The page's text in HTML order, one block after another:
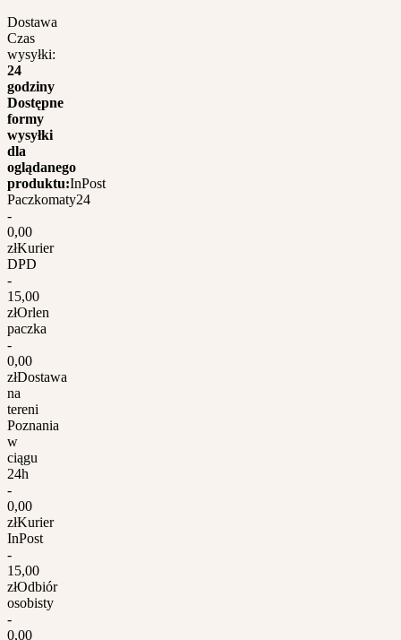
Dostawa
Czas
wysyłki:
24
godziny
Dostępne
formy
wysyłki
dla
oglądanego
produktu:InPost
Paczkomaty24
-
0,00
złKurier
DPD
-
15,00
złOrlen
paczka
-
0,00
złDostawa
na
tereni
Poznania
w
ciągu
24h
-
0,00
złKurier
InPost
-
15,00
złOdbiór
osobisty
-
0,00